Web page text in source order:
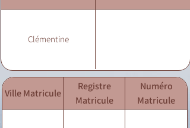
Clémentine
Ville Matricule
Registre
Matricule
Numéro
Matricule